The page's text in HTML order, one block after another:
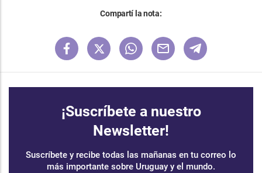
Compartí la nota:
¡Suscríbete a nuestro
Newsletter!
Suscríbete y recibe todas las mañanas en tu correo lo
más importante sobre Uruguay y el mundo.